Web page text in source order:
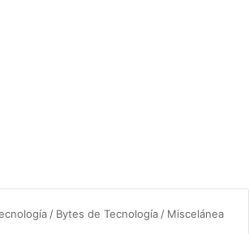
/ Bytes de Tecnología / Miscelánea